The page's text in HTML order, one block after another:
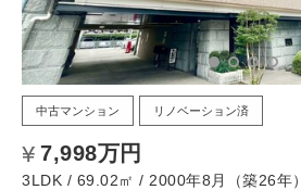
中古マンション リノベーション済
7,998万円
3LDK / 69.02㎡ / 2000年8月（築26年）